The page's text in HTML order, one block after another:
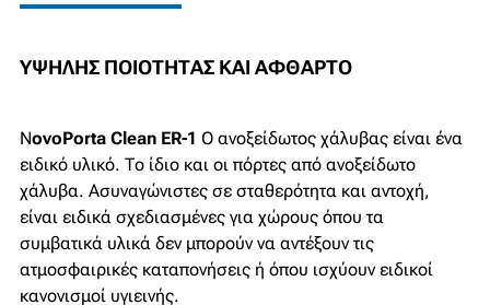
ΥΨΗΛΉΣ ΠΟΙΌΤΗΤΑΣ ΚΑΙ ΆΦΘΑΡΤΟ
NovoPorta Clean ER-1 Ο ανοξείδωτος χάλυβας είναι ένα
ειδικό υλικό. Το ίδιο και οι πόρτες από ανοξείδωτο
χάλυβα. Ασυναγώνιστες σε σταθερότητα και αντοχή,
είναι ειδικά σχεδιασμένες για χώρους όπου τα
συμβατικά υλικά δεν μπορούν να αντέξουν τις
ατμοσφαιρικές καταπονήσεις ή όπου ισχύουν ειδικοί
κανονισμοί υγιεινής.